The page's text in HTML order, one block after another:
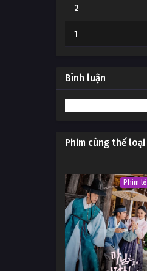
2
1
Bình luận
Phim cùng thể loại
Phim lẻ